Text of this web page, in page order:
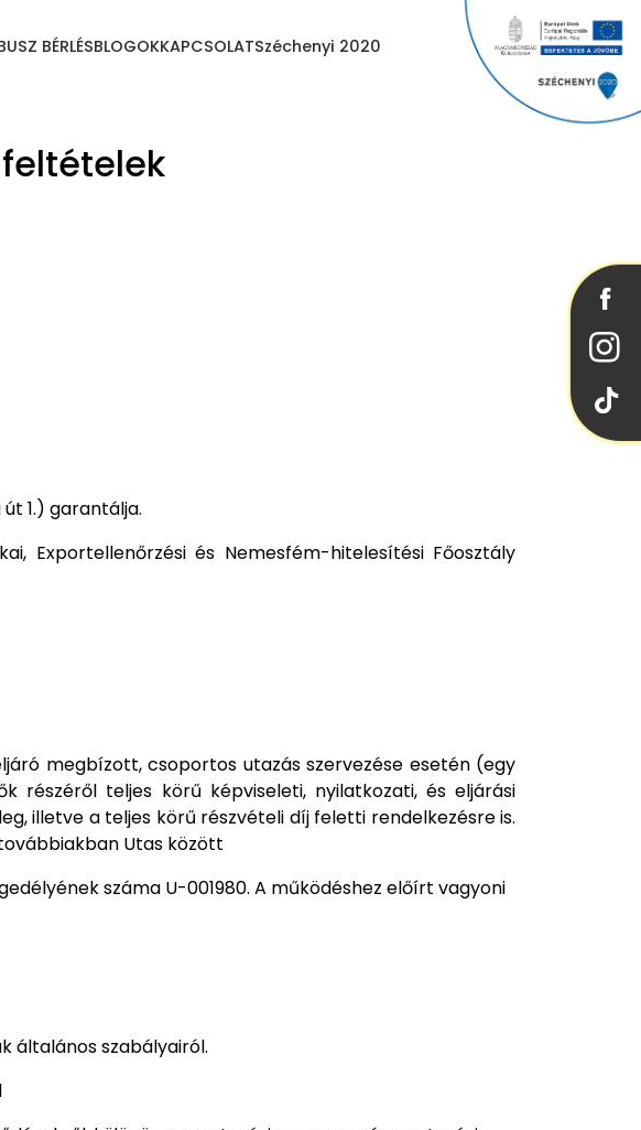
BÉRLÉSBLOGOKKAPCSOLATSzéchenyi 2020
1.) garantálja.
Exportellenőrzési és Nemesfém-hitelesítési Főosztály
megbízott, csoportos utazás szervezése esetén (egy
részéről teljes körű képviseleti, nyilatkozati, és eljárási
illetve a teljes körű részvételi díj feletti rendelkezésre is.
Utas között
száma U-001980. A működéshez előírt vagyoni
általános szabályairól.